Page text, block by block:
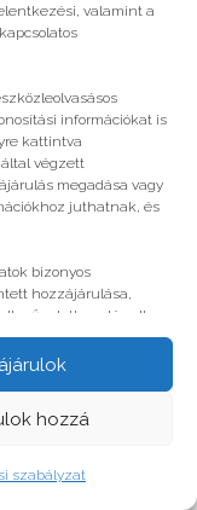
valamint a
információkat is
kattintva
végzett
megadása vagy
juthatnak, és
bizonyos
hozzájárulása,
adatkezelés ellen.
Erre a webhelyre
ADATVÉDELMI ÉS
hozzá
szabályzat